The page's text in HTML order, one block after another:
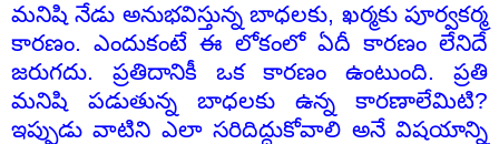
మనిషి నేడు అనుభవిస్తున్న బాధలకు, ఖర్మకు పూర్వకర్మ
కారణం. ఎందుకంటే ఈ లోకంలో ఏదీ కారణం లేనిదే
జరుగదు. ప్రతిదానికీ ఒక కారణం ఉంటుంది. ప్రతి
మనిషి పడుతున్న బాధలకు ఉన్న కారణాలేమిటి?
ఇప్పుడు వాటిని ఎలా సరిదిద్దుకోవాలి అనే విషయాన్ని